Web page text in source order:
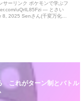
サーリンク ポケモンで学ぶフ
uQrIL85Fzi — とさい
8, 2025 Senさん(千変万化
これがターン制とバトル